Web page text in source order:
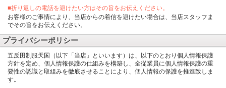
■折り返しの電話を避けたい方はその旨をお伝えください。
お客様のご事情により、当店からの着信を避けたい場合は、当店スタッフま
でその旨をお伝えください。
プライバシーポリシー
五反田制服天国（以下「当店」といいます）は、以下のとおり個人情報保護
方針を定め、個人情報保護の仕組みを構築し、全従業員に個人情報保護の重
要性の認識と取組みを徹底させることにより、個人情報の保護を推進致しま
す。